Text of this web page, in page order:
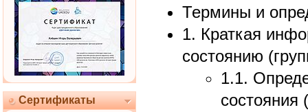
Сертификаты
Термины и
1. Краткая
состоянию
1.1.
состояния